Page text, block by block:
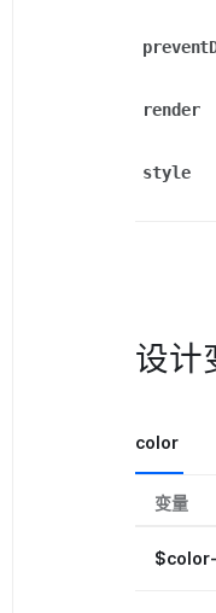
render
style
设计
color
变量